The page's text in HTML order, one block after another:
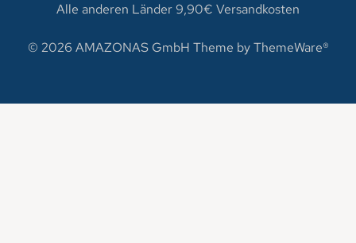
Alle anderen Länder 9,90€ Versandkosten
© 2026 AMAZONAS GmbH Theme byThemeWare®